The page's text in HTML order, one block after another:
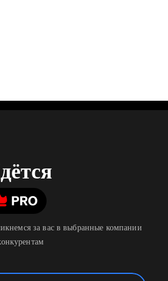
за вас в выбранные компании